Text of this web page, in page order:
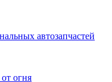
автозапчастей
огня